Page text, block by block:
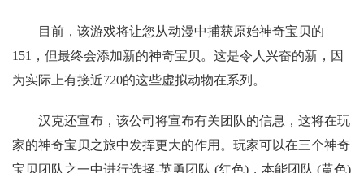
目前，该游戏将让您从动漫中捕获原始神奇宝贝的
151，但最终会添加新的神奇宝贝。这是令人兴奋的新，因
为实际上有接近720的这些虚拟动物在系列。
汉克还宣布，该公司将宣布有关团队的信息，这将在玩
家的神奇宝贝之旅中发挥更大的作用。玩家可以在三个神奇
宝贝团队之一中进行选择-英勇团队 (红色)，本能团队 (黄色)